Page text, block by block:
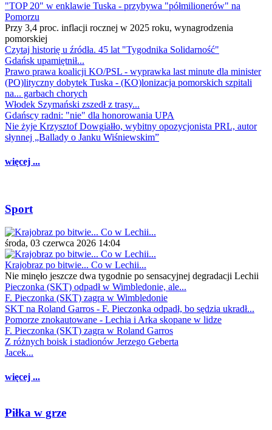
"TOP 20" w enklawie Tuska - przybywa "półmilionerów" na
Pomorzu
Przy 3,4 proc. inflacji rocznej w 2025 roku, wynagrodzenia
pomorskiej
Czytaj historię u źródła. 45 lat "Tygodnika Solidarność"
Gdańsk upamiętnił...
Prawo prawa koalicji KO/PSL - wyprawka last minute dla minister
(PO)lityczny dobytek Tuska - (KO)lonizacja pomorskich szpitali
na... garbach chorych
Włodek Szymański zszedł z trasy...
Gdańscy radni: "nie" dla honorowania UPA
Nie żyje Krzysztof Dowgiałło, wybitny opozycjonista PRL, autor
słynnej „Ballady o Janku Wiśniewskim”
więcej ...
Sport
środa, 03 czerwca 2026 14:04
Krajobraz po bitwie... Co w Lechii...
Nie minęło jeszcze dwa tygodnie po sensacyjnej degradacji Lechii
Pieczonka (SKT) odpadł w Wimbledonie, ale...
F. Pieczonka (SKT) zagra w Wimbledonie
SKT na Roland Garros - F. Pieczonka odpadł, bo sędzia ukradł...
Pomorze znokautowane - Lechia i Arka skopane w lidze
F. Pieczonka (SKT) zagra w Roland Garros
Z różnych boisk i stadionów Jerzego Geberta
Jacek...
więcej ...
Piłka w grze